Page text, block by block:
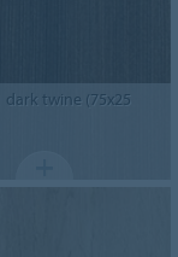
dark twine (75x25